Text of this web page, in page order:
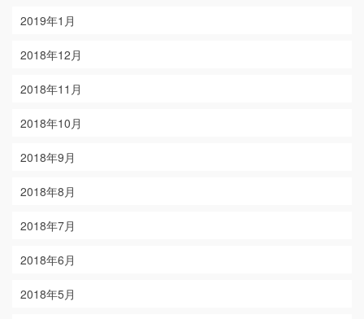
2019年1月
2018年12月
2018年11月
2018年10月
2018年9月
2018年8月
2018年7月
2018年6月
2018年5月